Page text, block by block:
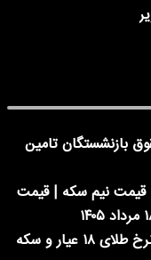
بازنشستگان تامین
قیمت نیم سکه | قیمت
جدیدترین قیمت طلا امروز ۱۸ مرداد ۱۴۰۵؛ نرخ طلای ۱۸ عیار و سکه